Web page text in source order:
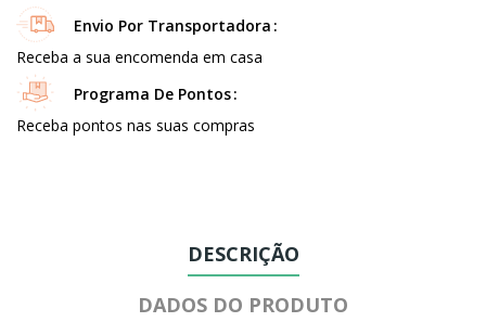
Envio Por Transportadora
Receba a sua encomenda em casa
Programa De Pontos
Receba pontos nas suas compras
DESCRIÇÃO
DADOS DO PRODUTO